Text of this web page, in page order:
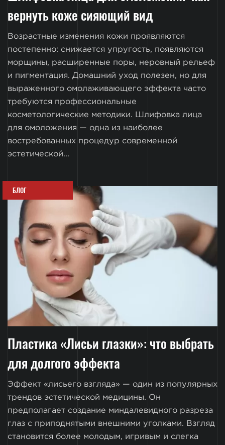
вернуть коже сияющий вид
Возрастные изменения кожи проявляются
постепенно: снижается упругость, появляются
морщины, расширенные поры, неровный рельеф
и пигментация. Домашний уход полезен, но для
выраженного омолаживающего эффекта часто
требуются профессиональные
косметологические методики. Шлифовка лица
для омоложения — одна из наиболее
востребованных процедур современной
эстетической...
БЛОГ
Пластика «Лисьи глазки»: что выбрать
для долгого эффекта
Эффект «лисьего взгляда» — один из популярных
трендов эстетической медицины. Он
предполагает создание миндалевидного разреза
глаз с приподнятыми внешними уголками. Взгляд
становится более молодым, игривым и слегка